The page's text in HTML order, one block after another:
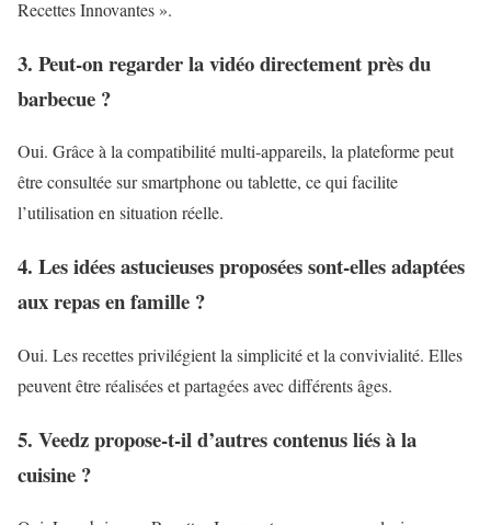
Recettes Innovantes ».
3. Peut-on regarder la vidéo directement près du
barbecue ?
Oui. Grâce à la compatibilité multi-appareils, la plateforme peut
être consultée sur smartphone ou tablette, ce qui facilite
l’utilisation en situation réelle.
4. Les idées astucieuses proposées sont-elles adaptées
aux repas en famille ?
Oui. Les recettes privilégient la simplicité et la convivialité. Elles
peuvent être réalisées et partagées avec différents âges.
5. Veedz propose-t-il d’autres contenus liés à la
cuisine ?